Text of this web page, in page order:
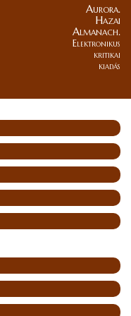
Aurora.
Hazai
Almanach.
Elektronikus
kritikai
kiadás